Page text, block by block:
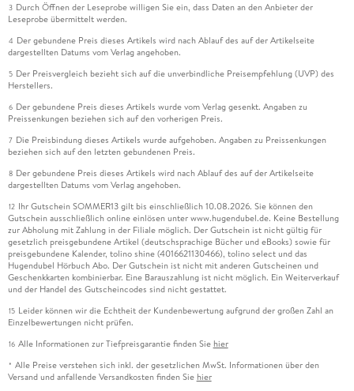
3 Durch Öffnen der Leseprobe willigen Sie ein, dass Daten an den Anbieter der
Leseprobe übermittelt werden.
4 Der gebundene Preis dieses Artikels wird nach Ablauf des auf der Artikelseite
dargestellten Datums vom Verlag angehoben.
5 Der Preisvergleich bezieht sich auf die unverbindliche Preisempfehlung (UVP) des
Herstellers.
6 Der gebundene Preis dieses Artikels wurde vom Verlag gesenkt. Angaben zu
Preissenkungen beziehen sich auf den vorherigen Preis.
7 Die Preisbindung dieses Artikels wurde aufgehoben. Angaben zu Preissenkungen
beziehen sich auf den letzten gebundenen Preis.
8 Der gebundene Preis dieses Artikels wird nach Ablauf des auf der Artikelseite
dargestellten Datums vom Verlag angehoben.
12 Ihr Gutschein SOMMER13 gilt bis einschließlich 10.08.2026. Sie können den
Gutschein ausschließlich online einlösen unter www.hugendubel.de. Keine Bestellung
zur Abholung mit Zahlung in der Filiale möglich. Der Gutschein ist nicht gültig für
gesetzlich preisgebundene Artikel (deutschsprachige Bücher und eBooks) sowie für
preisgebundene Kalender, tolino shine (4016621130466), tolino select und das
Hugendubel Hörbuch Abo. Der Gutschein ist nicht mit anderen Gutscheinen und
Geschenkkarten kombinierbar. Eine Barauszahlung ist nicht möglich. Ein Weiterverkauf
und der Handel des Gutscheincodes sind nicht gestattet.
15 Leider können wir die Echtheit der Kundenbewertung aufgrund der großen Zahl an
Einzelbewertungen nicht prüfen.
16 Alle Informationen zur Tiefpreisgarantie finden Sie hier
* Alle Preise verstehen sich inkl. der gesetzlichen MwSt. Informationen über den
Versand und anfallende Versandkosten finden Sie hier